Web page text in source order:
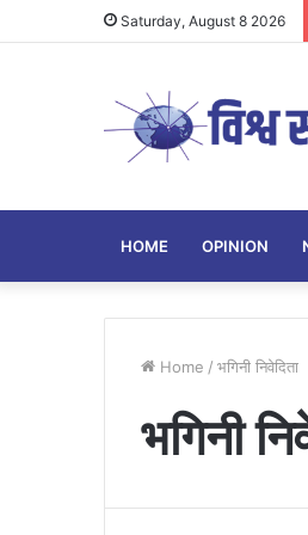
Saturday, August 8 2026
HOME OPINION
Home / भगिनी निवेदिता
भगिनी